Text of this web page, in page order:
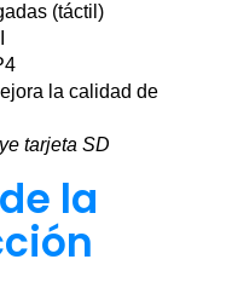
(táctil)
la calidad de
tarjeta SD
la